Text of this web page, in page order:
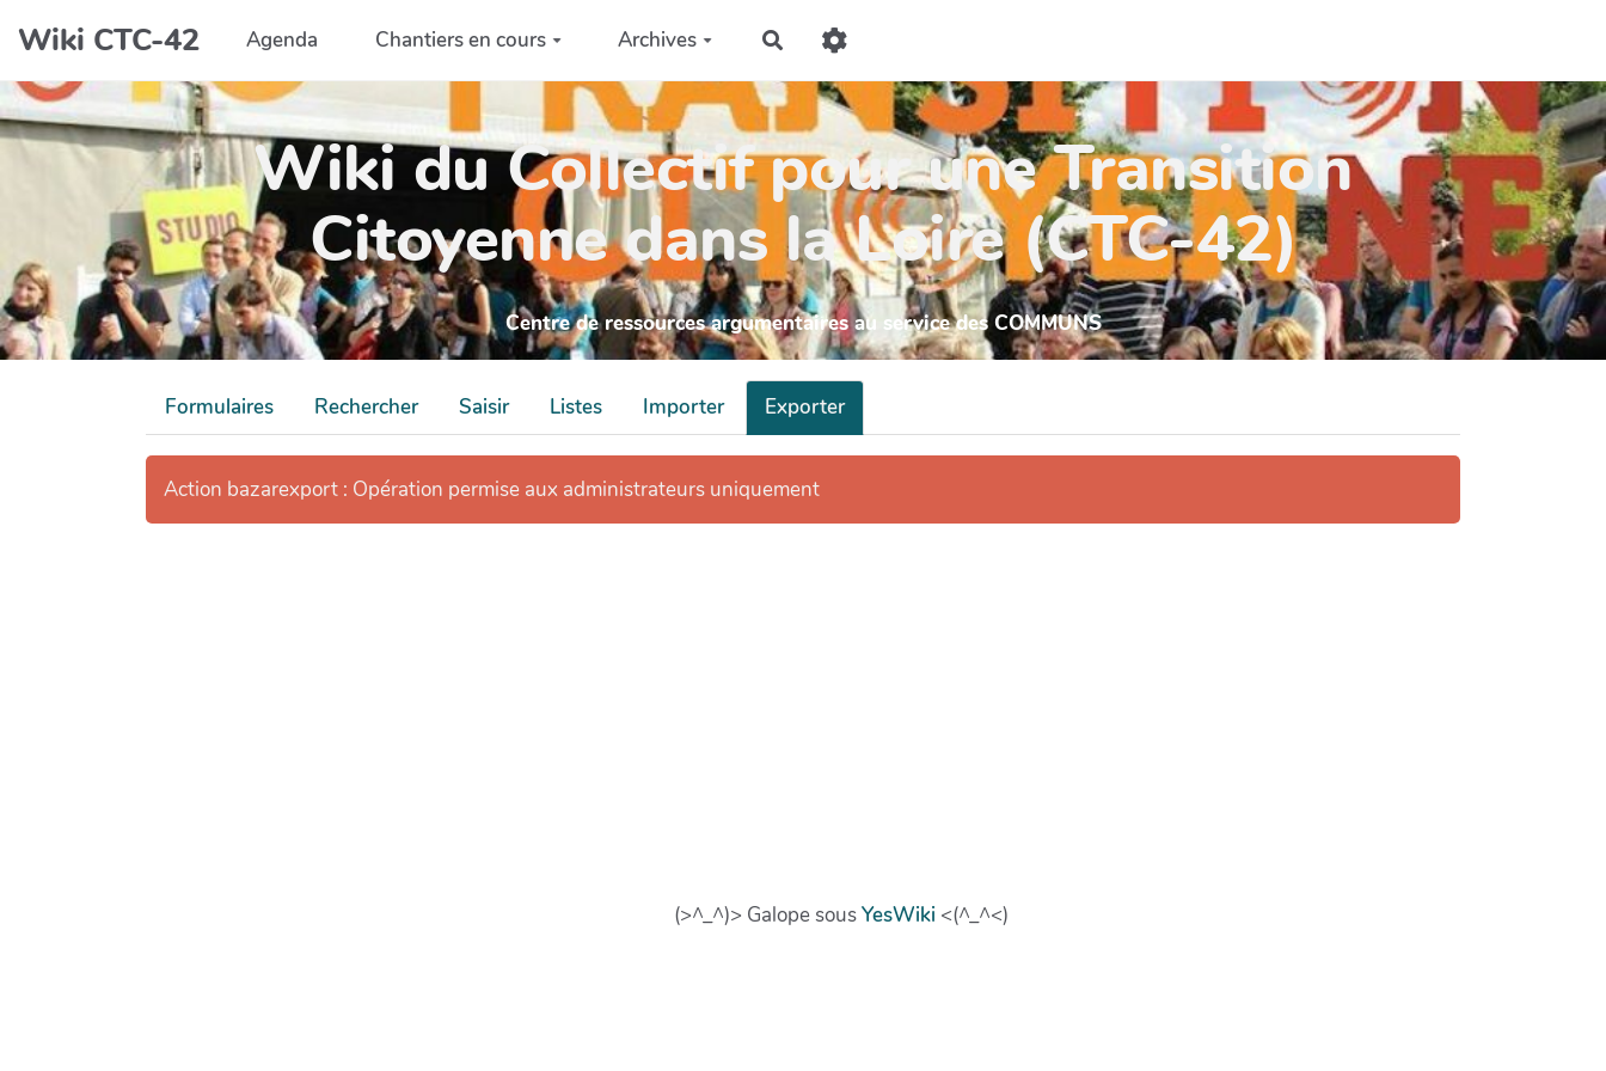
Aller au contenu principal
Wiki CTC-42 Agenda Chantiers en cours Archives Rechercher
Wiki du Collectif pour une Transition
Citoyenne dans la Loire (CTC-42)
Centre de ressources argumentaires au service des COMMUNS
Formulaires Rechercher Saisir Listes Importer Exporter
Action bazarexport : Opération permise aux administrateurs uniquement
(>^_^)> Galope sousYesWiki <(^_^<)